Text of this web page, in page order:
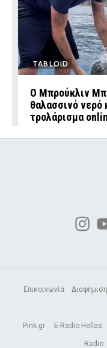
TABLOID
Ο Μπρούκλιν
θαλασσινό νερό
τρολάρισμα
Επικοινωνία Διαφήμιση
Pink.gr E-Radio Hellas
Radio